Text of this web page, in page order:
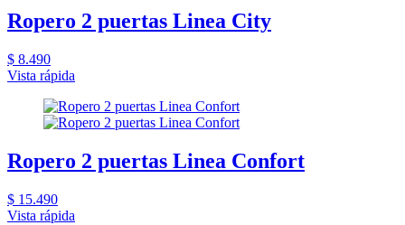
Ropero 2 puertas Linea City
$ 8.490
Vista rápida
Ropero 2 puertas Linea Confort
$ 15.490
Vista rápida